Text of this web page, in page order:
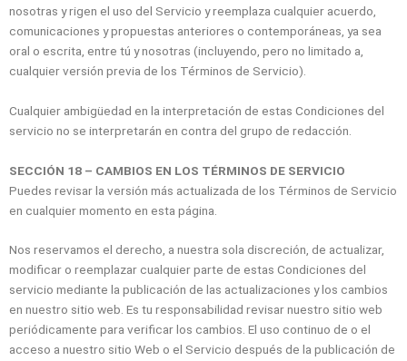
nosotras y rigen el uso del Servicio y reemplaza cualquier acuerdo,
comunicaciones y propuestas anteriores o contemporáneas, ya sea
oral o escrita, entre tú y nosotras (incluyendo, pero no limitado a,
cualquier versión previa de los Términos de Servicio).
Cualquier ambigüedad en la interpretación de estas Condiciones del
servicio no se interpretarán en contra del grupo de redacción.
SECCIÓN 18 – CAMBIOS EN LOS TÉRMINOS DE SERVICIO
Puedes revisar la versión más actualizada de los Términos de Servicio
en cualquier momento en esta página.
Nos reservamos el derecho, a nuestra sola discreción, de actualizar,
modificar o reemplazar cualquier parte de estas Condiciones del
servicio mediante la publicación de las actualizaciones y los cambios
en nuestro sitio web. Es tu responsabilidad revisar nuestro sitio web
periódicamente para verificar los cambios. El uso continuo de o el
acceso a nuestro sitio Web o el Servicio después de la publicación de